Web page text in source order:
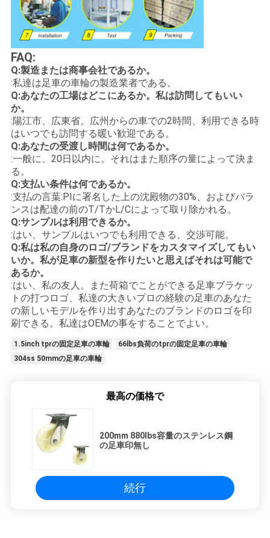
FAQ:
Q:製造または商事会社であるか。
:私達は足車の車輪の製造業者である。
Q:あなたの工場はどこにあるか。私は訪問してもいい
か。
:陽江市、広東省。広州からの車での2時間、利用できる時
はいつでも訪問する暖い歓迎である。
Q:あなたの受渡し時間は何であるか。
:一般に、20日以内に。それはまた順序の量によって決ま
る。
Q:支払い条件は何であるか。
:支払の言葉:PIに署名した上の沈殿物の30%、およびバラ
ンスは配達の前のT/TかL/Cによって取り除かれる。
Q:サンプルは利用できるか。
:はい、サンプルはいつでも利用できる、交渉可能。
Q:私は私の自身のロゴ/ブランドをカスタマイズしてもい
いか。私が足車の新型を作りたいと思えばそれは可能で
あるか。
:はい、私の友人。また荷箱でことができる足車ブラケッ
トの打つロゴ、私達の大きいプロの経験の足車のあなた
の新しいモデルを作り出すあなたのブランドのロゴを印
刷できる。私達はOEMの事をすることでよい。
1.5inch tprの固定足車の車輪
66lbs負荷のtprの固定足車の車輪
304ss 50mmの足車の車輪
最高の価格で
200mm 880lbs容量のステンレス鋼
の足車印無し
続行